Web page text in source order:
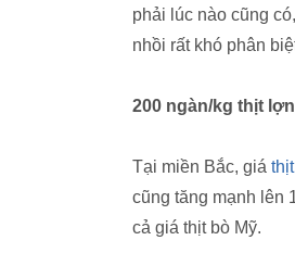
phải lúc nào cũng
nhồi rất khó phân
200 ngàn/kg thịt
Tại miền Bắc, giá
cũng tăng mạnh lên
cả giá thịt bò Mỹ.